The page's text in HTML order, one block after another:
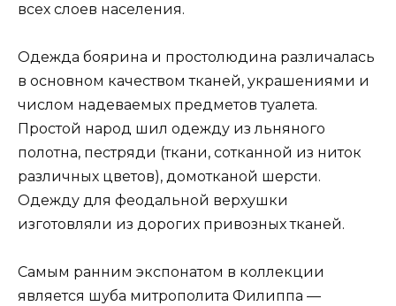
всех слоев населения.
Одежда боярина и простолюдина различалась
в основном качеством тканей, украшениями и
числом надеваемых предметов туалета.
Простой народ шил одежду из льняного
полотна, пестряди (ткани, сотканной из ниток
различных цветов), домотканой шерсти.
Одежду для феодальной верхушки
изготовляли из дорогих привозных тканей.
Самым ранним экспонатом в коллекции
является шуба митрополита Филиппа —